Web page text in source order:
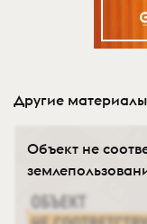
Другие
Объект не